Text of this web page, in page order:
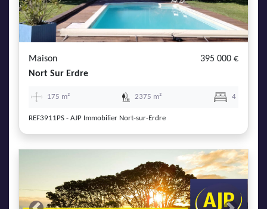
Maison
395 000 €
Nort Sur Erdre
175 m² 2375 m² 4
REF3911PS - AJP Immobilier Nort-sur-Erdre